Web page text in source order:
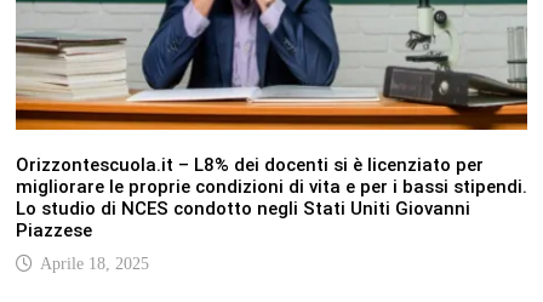
Orizzontescuola.it – L8% dei docenti si è licenziato per
migliorare le proprie condizioni di vita e per i bassi stipendi.
Lo studio di NCES condotto negli Stati Uniti Giovanni
Piazzese
Aprile 18, 2025